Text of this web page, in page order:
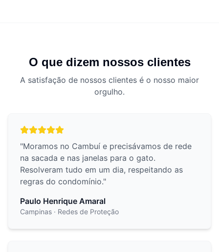
O que dizem nossos clientes
A satisfação de nossos clientes é o nosso maior
orgulho.
"Moramos no Cambuí e precisávamos de rede
na sacada e nas janelas para o gato.
Resolveram tudo em um dia, respeitando as
regras do condomínio."
Paulo Henrique Amaral
Campinas · Redes de Proteção